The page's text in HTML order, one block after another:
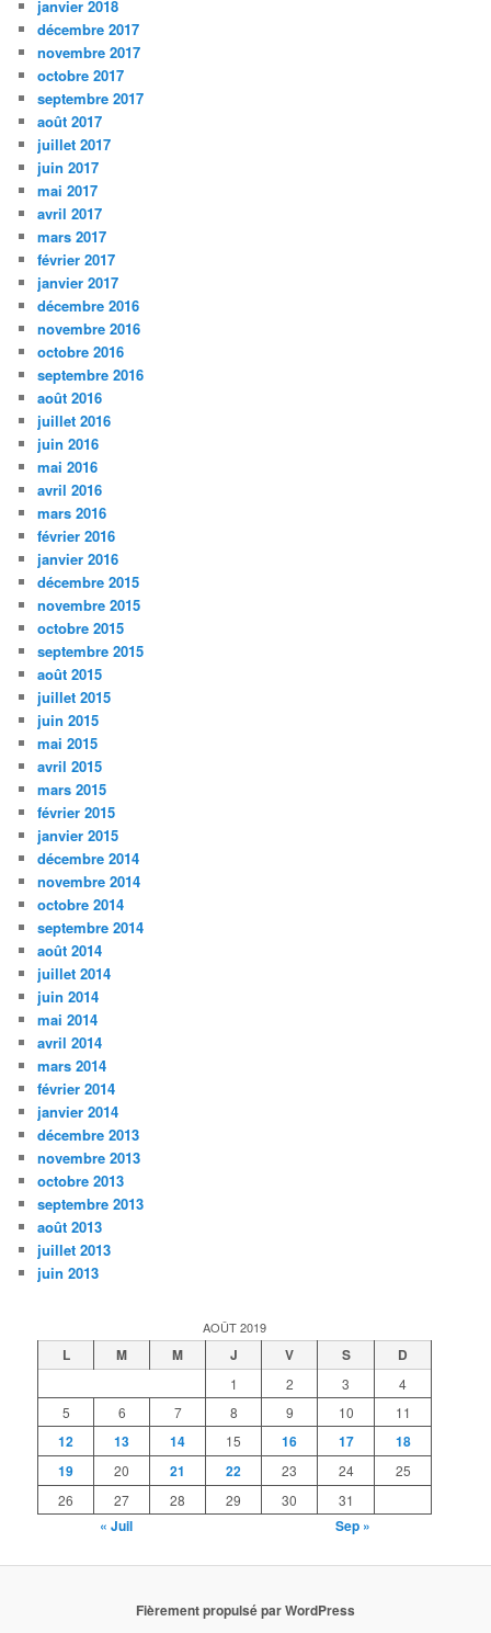
janvier 2018
décembre 2017
novembre 2017
octobre 2017
septembre 2017
août 2017
juillet 2017
juin 2017
mai 2017
avril 2017
mars 2017
février 2017
janvier 2017
décembre 2016
novembre 2016
octobre 2016
septembre 2016
août 2016
juillet 2016
juin 2016
mai 2016
avril 2016
mars 2016
février 2016
janvier 2016
décembre 2015
novembre 2015
octobre 2015
septembre 2015
août 2015
juillet 2015
juin 2015
mai 2015
avril 2015
mars 2015
février 2015
janvier 2015
décembre 2014
novembre 2014
octobre 2014
septembre 2014
août 2014
juillet 2014
juin 2014
mai 2014
avril 2014
mars 2014
février 2014
janvier 2014
décembre 2013
novembre 2013
octobre 2013
septembre 2013
août 2013
juillet 2013
juin 2013
AOÛT 2019
L M M J V S D
1 2 3
4
5
6 7 8 9 10 11
12 13 14 15 16 17
18
19
20 21 22 23 24
25
26
27 28 29 30 31
« Juil Sep »
Fièrement propulsé par WordPress